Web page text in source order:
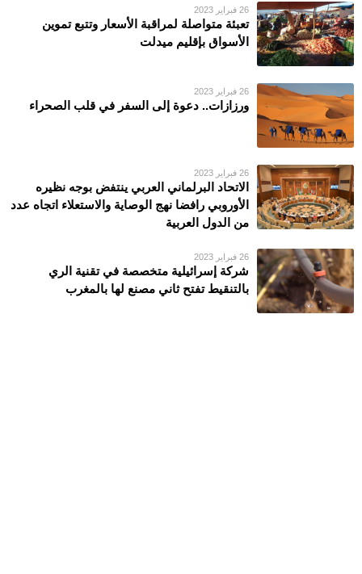
26 فبراير 2023
تعبئة متواصلة لمراقبة الأسعار وتتبع تموين
الأسواق بإقليم ميدلت
26 فبراير 2023
ورزازات.. دعوة إلى السفر في قلب الصحراء
26 فبراير 2023
الاتحاد البرلماني العربي ينتفض بوجه نظيره
الأوروبي رافضا نهج الوصاية والاستعلاء اتجاه عدد
من الدول العربية
26 فبراير 2023
شركة إسرائيلية متخصصة في تقنية الري
بالتنقيط تفتح ثاني مصنع لها بالمغرب